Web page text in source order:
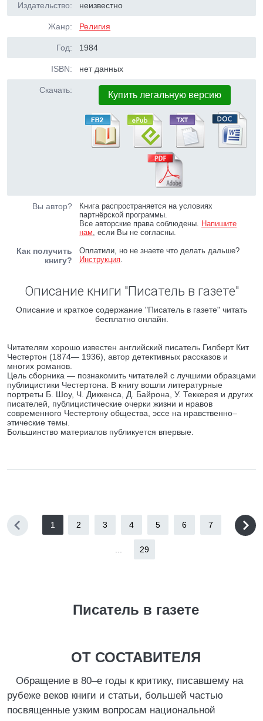
Издательство: неизвестно
Жанр: Религия
Год: 1984
ISBN: нет данных
Скачать: Купить легальную версию
Вы автор?
Книга распространяется на условиях
партнёрской программы.
Все авторские права соблюдены. Напишите
нам, если Вы не согласны.
Как получить
книгу?
Оплатили, но не знаете что делать дальше?
Инструкция.
Описание книги "Писатель в газете"
Описание и краткое содержание "Писатель в газете" читать
бесплатно онлайн.
Читателям хорошо известен английский писатель Гилберт Кит
Честертон (1874— 1936), автор детективных рассказов и
многих романов.
Цель сборника — познакомить читателей с лучшими образцами
публицистики Честертона. В книгу вошли литературные
портреты Б. Шоу, Ч. Диккенса, Д. Байрона, У. Теккерея и других
писателей, публицистические очерки жизни и нравов
современного Честертону общества, эссе на нравственно–
этические темы.
Большинство материалов публикуется впервые.
1 2 3 4 5 6 7
29
Писатель в газете
ОТ СОСТАВИТЕЛЯ
Обращение в 80–е годы к критику, писавшему на
рубеже веков книги и статьи, большей частью
посвященные узким вопросам национальной